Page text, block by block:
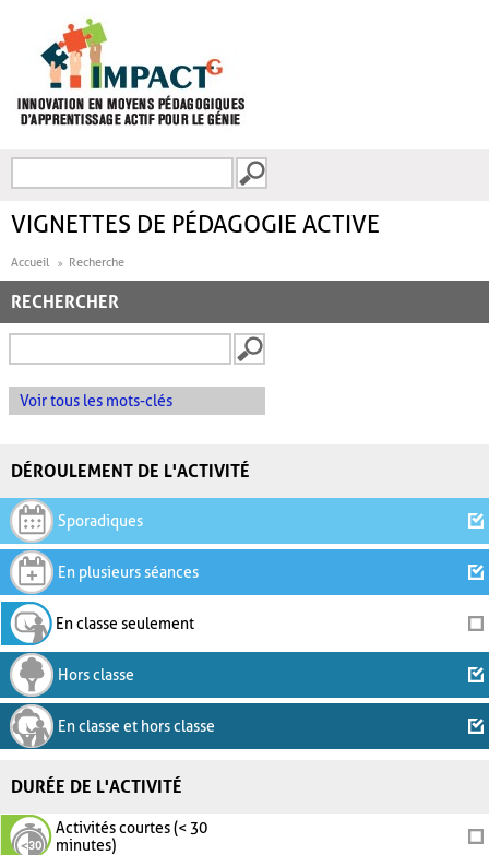
FORMULAIRE DE
VIGNETTES DE PÉDAGOGIE ACTIVE
Accueil Recherche
RECHERCHER
Voir tous les mots-clés
DÉROULEMENT DE L'ACTIVITÉ
Sporadiques
En plusieurs séances
En classe seulement
Hors classe
En classe et hors classe
DURÉE DE L'ACTIVITÉ
Activités courtes (< 30
minutes)